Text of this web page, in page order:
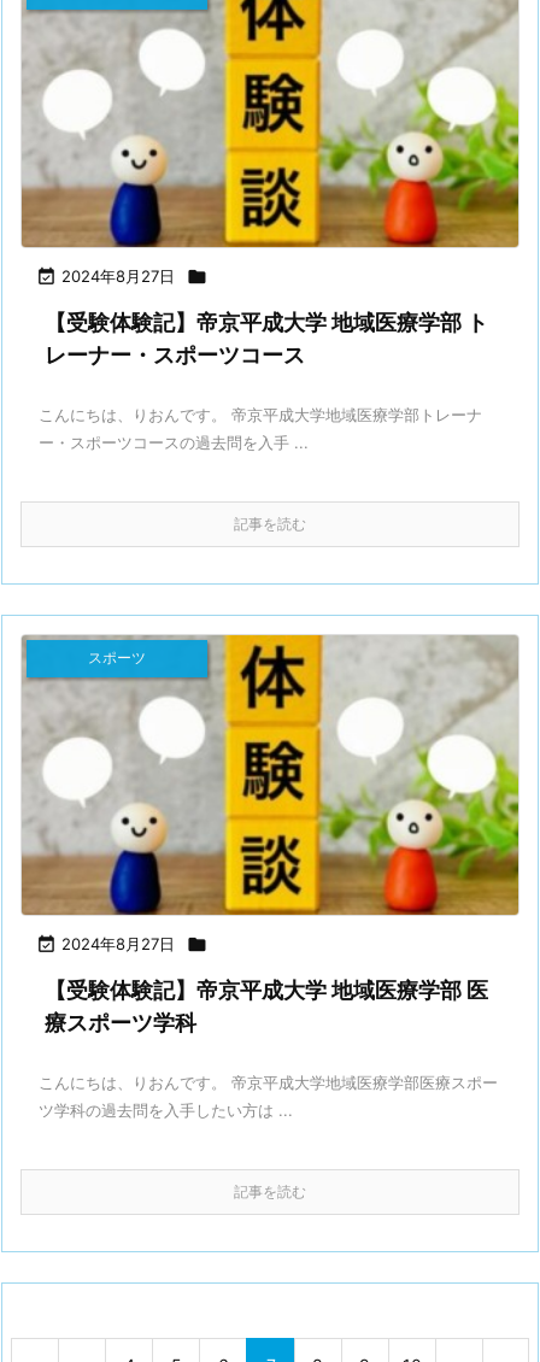
 2024年8月27日 
【受験体験記】帝京平成大学 地域医療学部 ト
レーナー・スポーツコース
こんにちは、りおんです。 帝京平成大学地域医療学部トレーナ
ー・スポーツコースの過去問を入手 ...
記事を読む
 2024年8月27日 
スポーツ
【受験体験記】帝京平成大学 地域医療学部 医
療スポーツ学科
こんにちは、りおんです。 帝京平成大学地域医療学部医療スポー
ツ学科の過去問を入手したい方は ...
記事を読む